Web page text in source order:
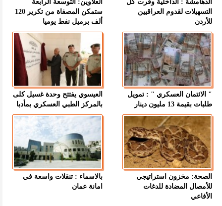
الدهامشة : الداخلية وفرت كل
التسهيلات لقدوم العراقيين
للأردن
العلاوين: التوسعة الرابعة
ستمكن المصفاة من تكرير 120
ألف برميل نفط يوميا
" الائتمان العسكري " : تمويل
طلبات بقيمة 13 مليون دينار
العيسوي يفتتح وحدة غسيل كلى
بالمركز الطبي العسكري بمأدبا
الصحة: مخزون استراتيجي
للأمصال المضادة للدغات
الأفاعي
بالاسماء : تنقلات واسعة في
امانة عمان